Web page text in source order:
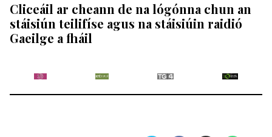
Cliceáil ar cheann de na lógónna chun an
stáisiún teilifíse agus na stáisiúin raidió
Gaeilge a fháil